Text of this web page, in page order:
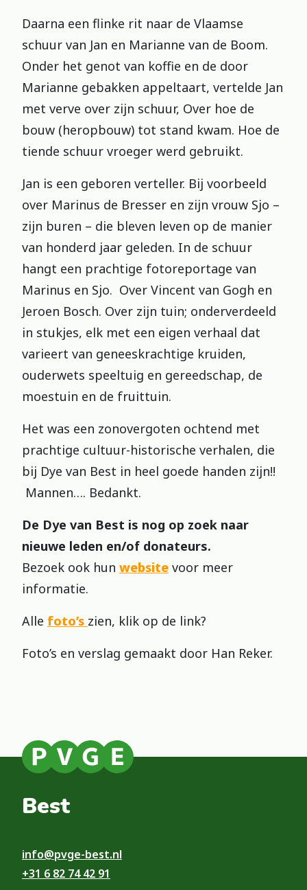
Daarna een flinke rit naar de Vlaamse
schuur van Jan en Marianne van de Boom.
Onder het genot van koffie en de door
Marianne gebakken appeltaart, vertelde Jan
met verve over zijn schuur, Over hoe de
bouw (heropbouw) tot stand kwam. Hoe de
tiende schuur vroeger werd gebruikt.
Jan is een geboren verteller. Bij voorbeeld
over Marinus de Bresser en zijn vrouw Sjo –
zijn buren – die bleven leven op de manier
van honderd jaar geleden. In de schuur
hangt een prachtige fotoreportage van
Marinus en Sjo. Over Vincent van Gogh en
Jeroen Bosch. Over zijn tuin; onderverdeeld
in stukjes, elk met een eigen verhaal dat
varieert van geneeskrachtige kruiden,
ouderwets speeltuig en gereedschap, de
moestuin en de fruittuin.
Het was een zonovergoten ochtend met
prachtige cultuur-historische verhalen, die
bij Dye van Best in heel goede handen zijn!!
Mannen…. Bedankt.
De Dye van Best is nog op zoek naar
nieuwe leden en/of donateurs.
Bezoek ook hun website voor meer
informatie.
Alle foto’s zien, klik op de link?
Foto’s en verslag gemaakt door Han Reker.
Best
info@pvge-best.nl
+31 6 82 74 42 91